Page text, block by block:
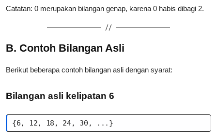
Catatan: 0 merupakan bilangan genap, karena 0 habis dibagi 2.
B. Contoh Bilangan Asli
Berikut beberapa contoh bilangan asli dengan syarat:
Bilangan asli kelipatan 6
{6, 12, 18, 24, 30, ...}